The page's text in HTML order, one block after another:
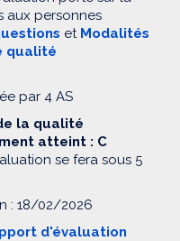
aux personnes
et Modalités
qualité
par 4 AS
la qualité
atteint : C
se fera sous 5
: 18/02/2026
d'évaluation